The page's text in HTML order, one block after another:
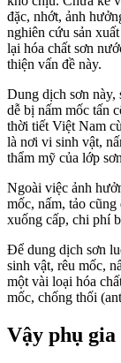
đặc, nhớt, ảnh
nghiên cứu sản
lại hóa chất sơn
thiện vấn đề này.
Dung dịch sơn này,
dễ bị nấm mốc tấn
thời tiết Việt Nam
là nơi vi sinh vật,
thẩm mỹ của lớp
Ngoài việc ảnh
mốc, nấm, tảo
xuống cấp, chi phí
Để dung dịch sơn
sinh vật, rêu mốc,
một vài loại hóa
mốc, chống thối
Vậy phụ gia